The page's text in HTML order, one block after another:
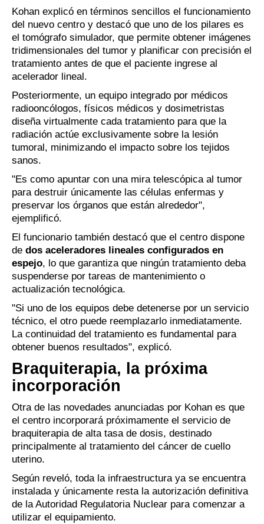
Kohan explicó en términos sencillos el funcionamiento
del nuevo centro y destacó que uno de los pilares es
el tomógrafo simulador, que permite obtener imágenes
tridimensionales del tumor y planificar con precisión el
tratamiento antes de que el paciente ingrese al
acelerador lineal.
Posteriormente, un equipo integrado por médicos
radiooncólogos, físicos médicos y dosimetristas
diseña virtualmente cada tratamiento para que la
radiación actúe exclusivamente sobre la lesión
tumoral, minimizando el impacto sobre los tejidos
sanos.
"Es como apuntar con una mira telescópica al tumor
para destruir únicamente las células enfermas y
preservar los órganos que están alrededor",
ejemplificó.
El funcionario también destacó que el centro dispone
de dos aceleradores lineales configurados en
espejo, lo que garantiza que ningún tratamiento deba
suspenderse por tareas de mantenimiento o
actualización tecnológica.
"Si uno de los equipos debe detenerse por un servicio
técnico, el otro puede reemplazarlo inmediatamente.
La continuidad del tratamiento es fundamental para
obtener buenos resultados", explicó.
Braquiterapia, la próxima
incorporación
Otra de las novedades anunciadas por Kohan es que
el centro incorporará próximamente el servicio de
braquiterapia de alta tasa de dosis, destinado
principalmente al tratamiento del cáncer de cuello
uterino.
Según reveló, toda la infraestructura ya se encuentra
instalada y únicamente resta la autorización definitiva
de la Autoridad Regulatoria Nuclear para comenzar a
utilizar el equipamiento.